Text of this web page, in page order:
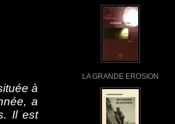
LA GRANDE EROSION
à
a
Il est